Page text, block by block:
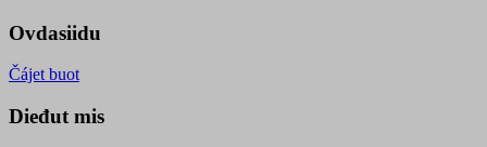
Ovdasiidu
Čájet buot
Dieđut mis